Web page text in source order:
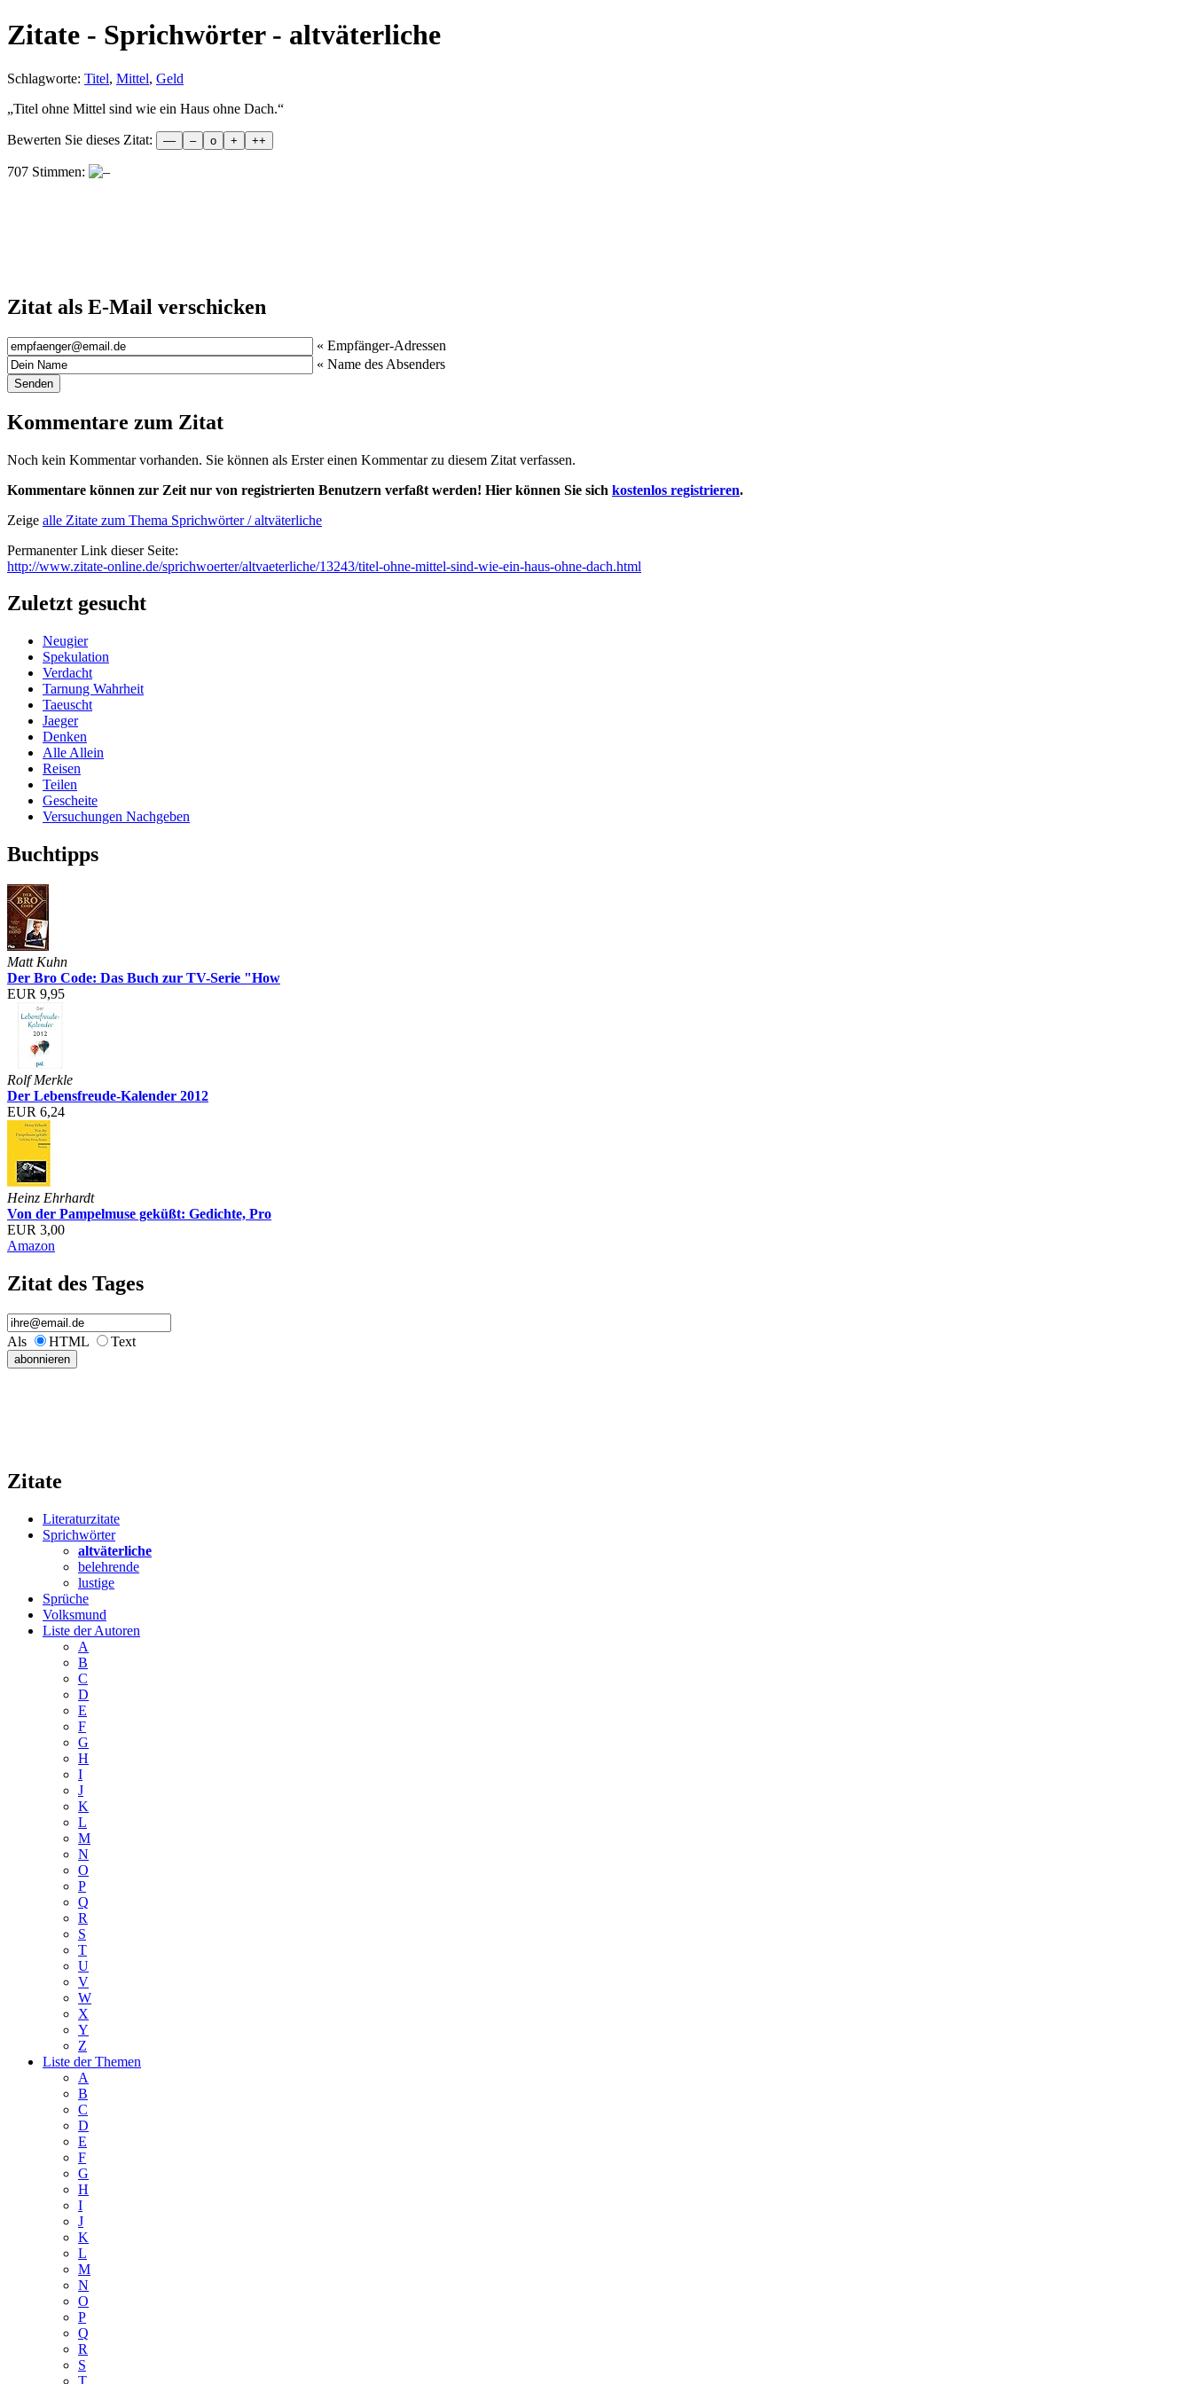
Zitate - Sprichwörter - altväterliche
Schlagworte: Titel, Mittel, Geld
„Titel ohne Mittel sind wie ein Haus ohne Dach.“
Bewerten Sie dieses Zitat:
707 Stimmen:
Zitat als E-Mail verschicken
« Empfänger-Adressen
« Name des Absenders
Kommentare zum Zitat
Noch kein Kommentar vorhanden. Sie können als Erster einen Kommentar zu diesem Zitat verfassen.
Kommentare können zur Zeit nur von registrierten Benutzern verfaßt werden! Hier können Sie sich kostenlos registrieren.
Zeige alle Zitate zum Thema Sprichwörter / altväterliche
Permanenter Link dieser Seite:
http://www.zitate-online.de/sprichwoerter/altvaeterliche/13243/titel-ohne-mittel-sind-wie-ein-haus-ohne-dach.html
Zuletzt gesucht
Neugier
Spekulation
Verdacht
Tarnung Wahrheit
Taeuscht
Jaeger
Denken
Alle Allein
Reisen
Teilen
Gescheite
Versuchungen Nachgeben
Buchtipps
Matt Kuhn
Der Bro Code: Das Buch zur TV-Serie "How
EUR 9,95
Rolf Merkle
Der Lebensfreude-Kalender 2012
EUR 6,24
Heinz Ehrhardt
Von der Pampelmuse geküßt: Gedichte, Pro
EUR 3,00
Amazon
Zitat des Tages
Als HTML Text
Zitate
Literaturzitate
Sprichwörter
altväterliche
belehrende
lustige
Sprüche
Volksmund
Liste der Autoren
A
B
C
D
E
F
G
H
I
J
K
L
M
N
O
P
Q
R
S
T
U
V
W
X
Y
Z
Liste der Themen
A
B
C
D
E
F
G
H
I
J
K
L
M
N
O
P
Q
R
S
T